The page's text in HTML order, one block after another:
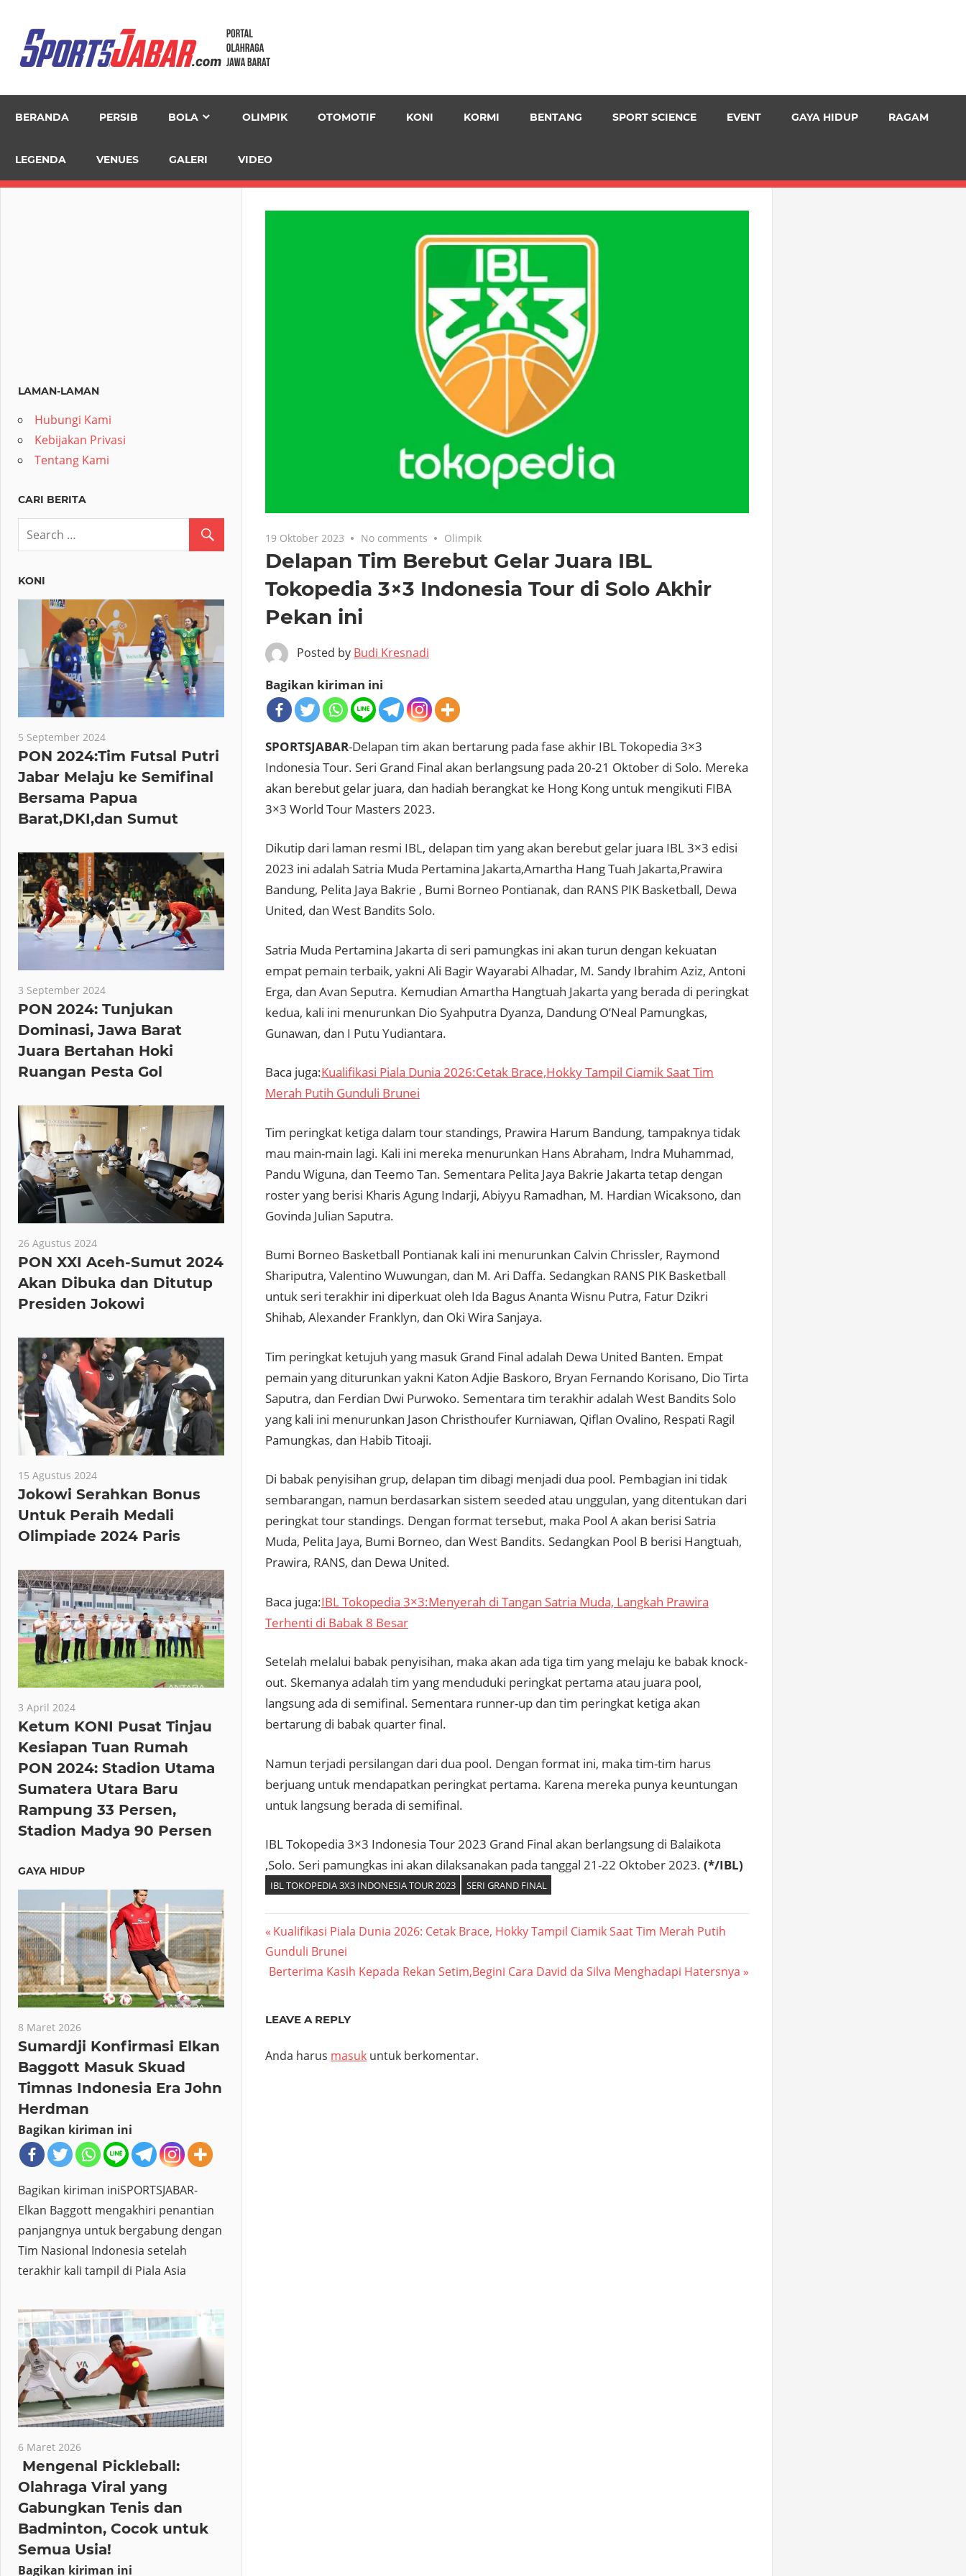
content
BERANDA PERSIB BOLA OLIMPIK OTOMOTIF KONI KORMI BENTANG SPORT SCIENCE EVENT GAYA HIDUP RAGAM
LEGENDA VENUES GALERI VIDEO
19 Oktober 2023 No comments Olimpik
Delapan Tim Berebut Gelar Juara IBL
Tokopedia 3×3 Indonesia Tour di Solo Akhir
Pekan ini
Posted by Budi Kresnadi
Bagikan kiriman ini
SPORTSJABAR-Delapan tim akan bertarung pada fase akhir IBL Tokopedia 3×3
Indonesia Tour. Seri Grand Final akan berlangsung pada 20-21 Oktober di Solo. Mereka
akan berebut gelar juara, dan hadiah berangkat ke Hong Kong untuk mengikuti FIBA
3×3 World Tour Masters 2023.
Dikutip dari laman resmi IBL, delapan tim yang akan berebut gelar juara IBL 3×3 edisi
2023 ini adalah Satria Muda Pertamina Jakarta,Amartha Hang Tuah Jakarta,Prawira
Bandung, Pelita Jaya Bakrie , Bumi Borneo Pontianak, dan RANS PIK Basketball, Dewa
United, dan West Bandits Solo.
Satria Muda Pertamina Jakarta di seri pamungkas ini akan turun dengan kekuatan
empat pemain terbaik, yakni Ali Bagir Wayarabi Alhadar, M. Sandy Ibrahim Aziz, Antoni
Erga, dan Avan Seputra. Kemudian Amartha Hangtuah Jakarta yang berada di peringkat
kedua, kali ini menurunkan Dio Syahputra Dyanza, Dandung O’Neal Pamungkas,
Gunawan, dan I Putu Yudiantara.
Baca juga:Kualifikasi Piala Dunia 2026:Cetak Brace,Hokky Tampil Ciamik Saat Tim
Merah Putih Gunduli Brunei
Tim peringkat ketiga dalam tour standings, Prawira Harum Bandung, tampaknya tidak
mau main-main lagi. Kali ini mereka menurunkan Hans Abraham, Indra Muhammad,
Pandu Wiguna, dan Teemo Tan. Sementara Pelita Jaya Bakrie Jakarta tetap dengan
roster yang berisi Kharis Agung Indarji, Abiyyu Ramadhan, M. Hardian Wicaksono, dan
Govinda Julian Saputra.
Bumi Borneo Basketball Pontianak kali ini menurunkan Calvin Chrissler, Raymond
Shariputra, Valentino Wuwungan, dan M. Ari Daffa. Sedangkan RANS PIK Basketball
untuk seri terakhir ini diperkuat oleh Ida Bagus Ananta Wisnu Putra, Fatur Dzikri
Shihab, Alexander Franklyn, dan Oki Wira Sanjaya.
Tim peringkat ketujuh yang masuk Grand Final adalah Dewa United Banten. Empat
pemain yang diturunkan yakni Katon Adjie Baskoro, Bryan Fernando Korisano, Dio Tirta
Saputra, dan Ferdian Dwi Purwoko. Sementara tim terakhir adalah West Bandits Solo
yang kali ini menurunkan Jason Christhoufer Kurniawan, Qiflan Ovalino, Respati Ragil
Pamungkas, dan Habib Titoaji.
Di babak penyisihan grup, delapan tim dibagi menjadi dua pool. Pembagian ini tidak
sembarangan, namun berdasarkan sistem seeded atau unggulan, yang ditentukan dari
peringkat tour standings. Dengan format tersebut, maka Pool A akan berisi Satria
Muda, Pelita Jaya, Bumi Borneo, dan West Bandits. Sedangkan Pool B berisi Hangtuah,
Prawira, RANS, dan Dewa United.
Baca juga:IBL Tokopedia 3×3:Menyerah di Tangan Satria Muda, Langkah Prawira
Terhenti di Babak 8 Besar
Setelah melalui babak penyisihan, maka akan ada tiga tim yang melaju ke babak knock-
out. Skemanya adalah tim yang menduduki peringkat pertama atau juara pool,
langsung ada di semifinal. Sementara runner-up dan tim peringkat ketiga akan
bertarung di babak quarter final.
Namun terjadi persilangan dari dua pool. Dengan format ini, maka tim-tim harus
berjuang untuk mendapatkan peringkat pertama. Karena mereka punya keuntungan
untuk langsung berada di semifinal.
IBL Tokopedia 3×3 Indonesia Tour 2023 Grand Final akan berlangsung di Balaikota
,Solo. Seri pamungkas ini akan dilaksanakan pada tanggal 21-22 Oktober 2023. (*/IBL)
IBL TOKOPEDIA 3X3 INDONESIA TOUR 2023 SERI GRAND FINAL
Navigasi
pos
Previous
Post:
Kualifikasi Piala Dunia 2026: Cetak Brace, Hokky Tampil Ciamik Saat Tim Merah Putih
Gunduli Brunei
Next
Berterima Kasih Kepada Rekan Setim,Begini Cara David da Silva Menghadapi Hatersnya
LEAVE A REPLY
Anda harus masuk untuk berkomentar.
LAMAN-LAMAN
Hubungi Kami
Kebijakan Privasi
Tentang Kami
CARI BERITA
KONI
5 September 2024
PON 2024:Tim Futsal Putri
Jabar Melaju ke Semifinal
Bersama Papua
Barat,DKI,dan Sumut
3 September 2024
PON 2024: Tunjukan
Dominasi, Jawa Barat
Juara Bertahan Hoki
Ruangan Pesta Gol
26 Agustus 2024
PON XXI Aceh-Sumut 2024
Akan Dibuka dan Ditutup
Presiden Jokowi
15 Agustus 2024
Jokowi Serahkan Bonus
Untuk Peraih Medali
Olimpiade 2024 Paris
3 April 2024
Ketum KONI Pusat Tinjau
Kesiapan Tuan Rumah
PON 2024: Stadion Utama
Sumatera Utara Baru
Rampung 33 Persen,
Stadion Madya 90 Persen
GAYA HIDUP
8 Maret 2026
Sumardji Konfirmasi Elkan
Baggott Masuk Skuad
Timnas Indonesia Era John
Herdman
Bagikan kiriman ini
Bagikan kiriman iniSPORTSJABAR-
Elkan Baggott mengakhiri penantian
panjangnya untuk bergabung dengan
Tim Nasional Indonesia setelah
terakhir kali tampil di Piala Asia
6 Maret 2026
Mengenal Pickleball:
Olahraga Viral yang
Gabungkan Tenis dan
Badminton, Cocok untuk
Semua Usia!
Bagikan kiriman ini